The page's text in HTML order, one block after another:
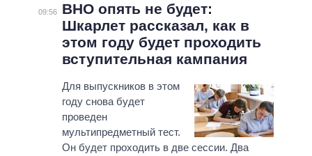
09:56
ВНО опять не будет:
Шкарлет рассказал, как в
этом году будет проходить
вступительная кампания
Для выпускников в этом
году снова будет
проведен
мультипредметный тест.
Он будет проходить в две сессии. Два